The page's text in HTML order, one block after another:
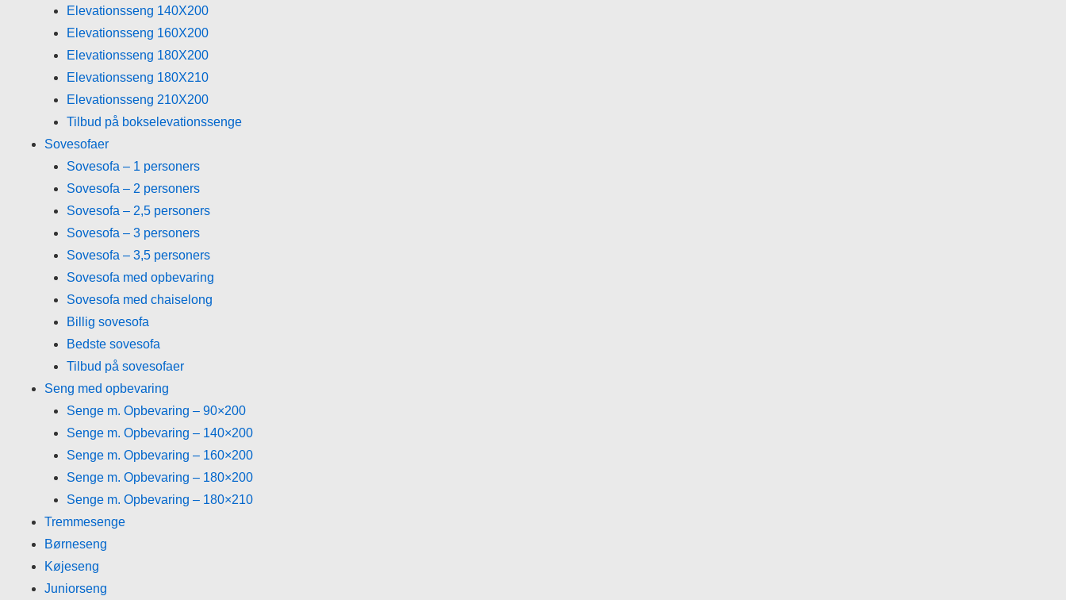
Elevationsseng 140X200
Elevationsseng 160X200
Elevationsseng 180X200
Elevationsseng 180X210
Elevationsseng 210X200
Tilbud på bokselevationssenge
Sovesofaer
Sovesofa – 1 personers
Sovesofa – 2 personers
Sovesofa – 2,5 personers
Sovesofa – 3 personers
Sovesofa – 3,5 personers
Sovesofa med opbevaring
Sovesofa med chaiselong
Billig sovesofa
Bedste sovesofa
Tilbud på sovesofaer
Seng med opbevaring
Senge m. Opbevaring – 90×200
Senge m. Opbevaring – 140×200
Senge m. Opbevaring – 160×200
Senge m. Opbevaring – 180×200
Senge m. Opbevaring – 180×210
Tremmesenge
Børneseng
Køjeseng
Juniorseng